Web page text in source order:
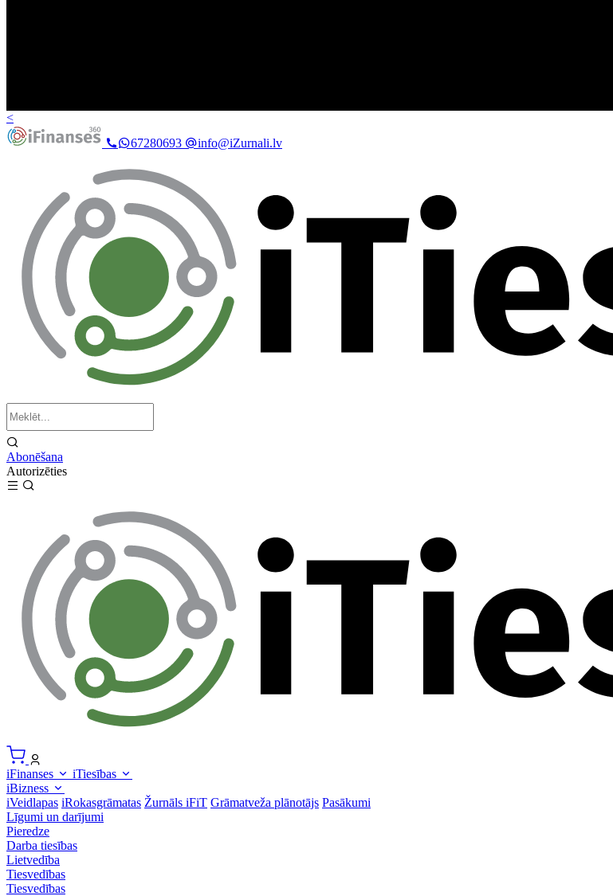
<
67280693
info@iZurnali.lv
Abonēšana
Autorizēties
iFinanses
iTiesības
iBizness
iVeidlapas iRokasgrāmatas Žurnāls iFiT Grāmatveža plānotājs Pasākumi
Līgumi un darījumi
Pieredze
Darba tiesības
Lietvedība
Tiesvedības
Tiesvedības